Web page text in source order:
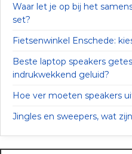
Waar let je op bij het
set?
Fietsenwinkel Enschede:
Beste laptop speakers
indrukwekkend geluid?
Hoe ver moeten speakers
Jingles en sweepers, wat